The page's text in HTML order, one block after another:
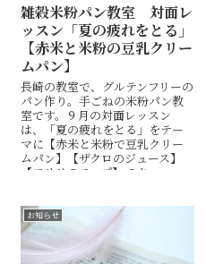
雑穀米粉パン教室 対面レ
ッスン「夏の疲れをとる」
【赤米と米粉の豆乳クリー
ムパン】
長崎の教室で、グルテンフリーの
パン作り。手ごねの米粉パン教
室です。９月の対面レッスン
は、「夏の疲れをとる」をテー
マに【赤米と米粉で豆乳クリー
ムパン】【ザクロのジュース】
【アサリのスープ】です。
お知らせ